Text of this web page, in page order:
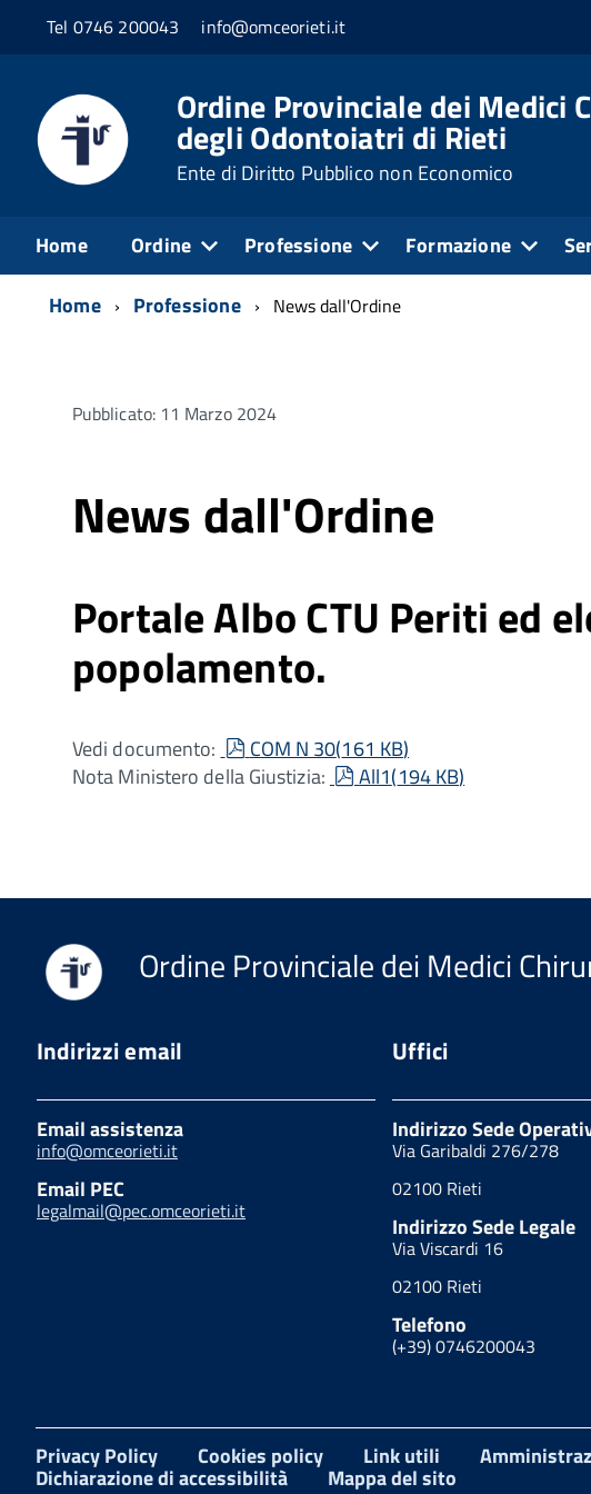
Tel 0746 200043 info@omceorieti.it
Ordine Provinciale dei Medici
degli Odontoiatri di Rieti
Ente di Diritto Pubblico non Economico
Home Ordine Professione Formazione
Home Professione News dall'Ordine
Pubblicato: 11 Marzo 2024
News dall'Ordine
Portale Albo CTU Periti ed
popolamento.
Vedi documento: pdf
COM N 30(161 KB)
Nota Ministero della Giustizia:
pdf
All1(194 KB)
Ordine Provinciale dei Medici
Indirizzi email
Email assistenza
info@omceorieti.it
Email PEC
legalmail@pec.omceorieti.it
Uffici
Indirizzo Sede
Via Garibaldi 276/278
02100 Rieti
Indirizzo Sede Legale
Via Viscardi 16
02100 Rieti
Telefono
(+39) 0746200043
Privacy Policy Cookies policy Link utili
Dichiarazione di accessibilità Mappa del sito